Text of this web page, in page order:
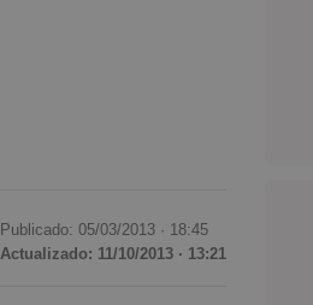
Publicado: 05/03/2013 · 18:45
Actualizado: 11/10/2013 · 13:21